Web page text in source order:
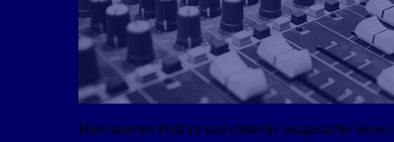
Höre unseren Podcast und entdecke ausgesuchte